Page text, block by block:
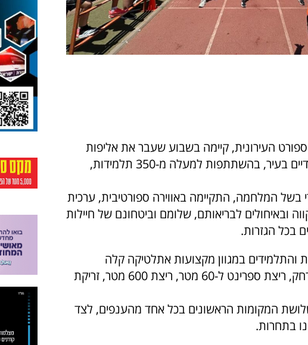
העירונית, קיימה בשבוע שעבר את אליפות
האתלטיקה הקלה לבתי הספר היסודיים בעיר, בהשתתפות למעלה מ-350 תלמידות,
המלחמה, התקיימה באווירה ספורטיבית, ערכית
ובאיחולים לבריאותם, שלומם וביטחונם של חיילות
בכל הגזרות.
במגוון מקצועות אתלטיקה קלה
המותאמים לגילם, ובהם קפיצה למרחק, ריצת ספרינט ל-60 מטר, ריצת 600 מטר, זריקת
המקומות הראשונים בכל אחד מהענפים, לצד
בתחרות.